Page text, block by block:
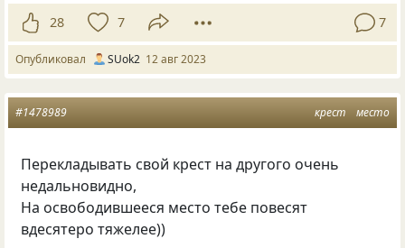
28 7 7
Опубликовал SUok2 12 авг 2023
крест место
#1478989
Перекладывать свой крест на другого очень
недальновидно,
На освободившееся место тебе повесят
вдесятеро тяжелее))